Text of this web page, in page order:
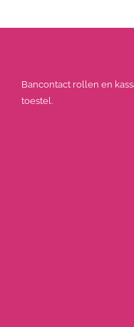
Bancontact rollen en
toestel.